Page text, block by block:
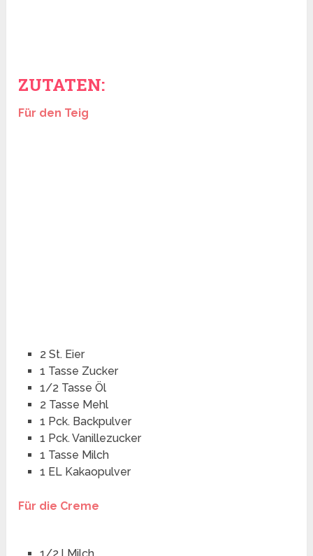
ZUTATEN:
Für den Teig
2 St. Eier
1 Tasse Zucker
1/2 Tasse Öl
2 Tasse Mehl
1 Pck. Backpulver
1 Pck. Vanillezucker
1 Tasse Milch
1 EL Kakaopulver
Für die Creme